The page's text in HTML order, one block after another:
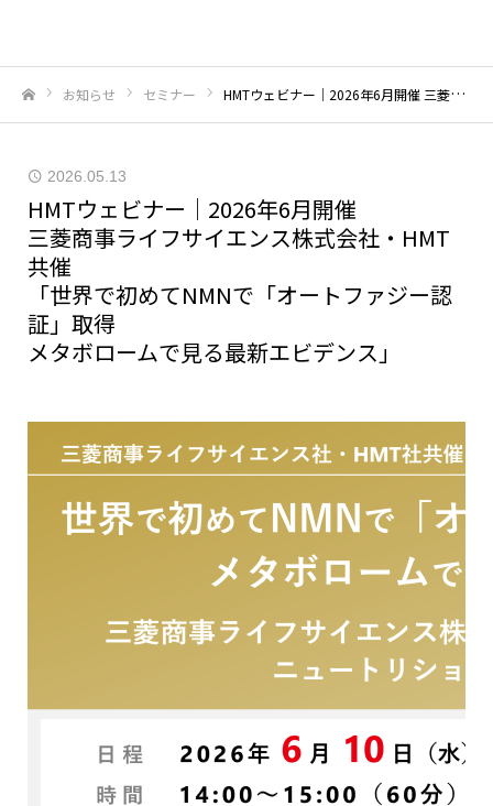
お知らせ セミナー HMTウェビナー｜2026年6月開催 三菱商事ライフサイエンス株式会社・HMT共催「世界で初めてNMNで「オートファジー認証」取得メタボロームで見る最新エビデンス」
2026.05.13
HMTウェビナー｜2026年6月開催
三菱商事ライフサイエンス株式会社・HMT
共催
「世界で初めてNMNで「オートファジー認
証」取得
メタボロームで見る最新エビデンス」